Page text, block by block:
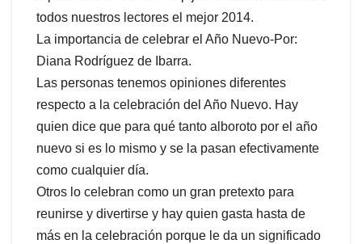
todos nuestros lectores el mejor 2014.
La importancia de celebrar el Año Nuevo-Por:
Diana Rodríguez de Ibarra.
Las personas tenemos opiniones diferentes
respecto a la celebración del Año Nuevo. Hay
quien dice que para qué tanto alboroto por el año
nuevo si es lo mismo y se la pasan efectivamente
como cualquier día.
Otros lo celebran como un gran pretexto para
reunirse y divertirse y hay quien gasta hasta de
más en la celebración porque le da un significado